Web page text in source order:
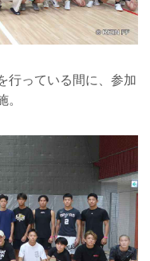
行っている間に、参加
。